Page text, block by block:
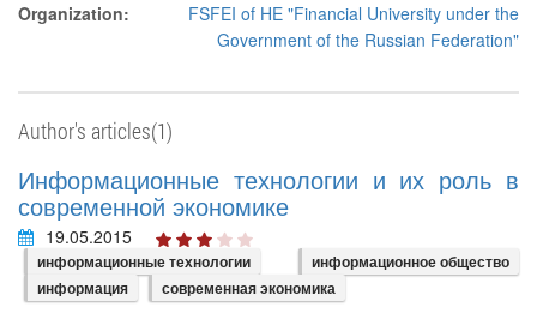
Organization:
FSFEI of HE "Financial University under the
Government of the Russian Federation"
Author's articles(1)
Информационные технологии и их роль в
современной экономике
19.05.2015
информационные технологии
информационное общество
информация
современная экономика